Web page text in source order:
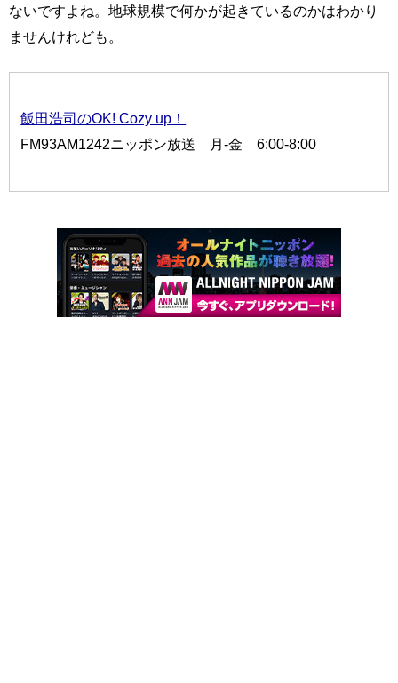
ないですよね。地球規模で何かが起きているのかはわかり
ませんけれども。
飯田浩司のOK! Cozy up！
FM93AM1242ニッポン放送 月-金 6:00-8:00